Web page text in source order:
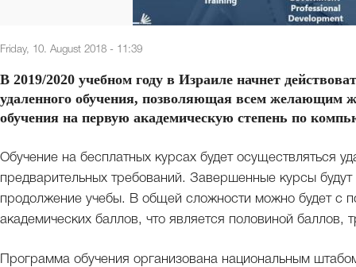
Friday, 10. August 2018 - 11:39
В 2019/2020 учебном году в Израиле начнет
удаленного обучения, позволяющая всем желающим
обучения на первую академическую степень по
Обучение на бесплатных курсах будет осуществляться
предварительных требований. Завершенные курсы
продолжение учебы. В общей сложности можно будет с
академических баллов, что является половиной баллов,
Программа обучения организована национальным